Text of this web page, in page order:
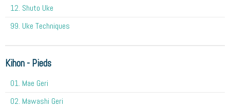
12. Shuto Uke
99. Uke Techniques
Kihon - Pieds
01. Mae Geri
02. Mawashi Geri